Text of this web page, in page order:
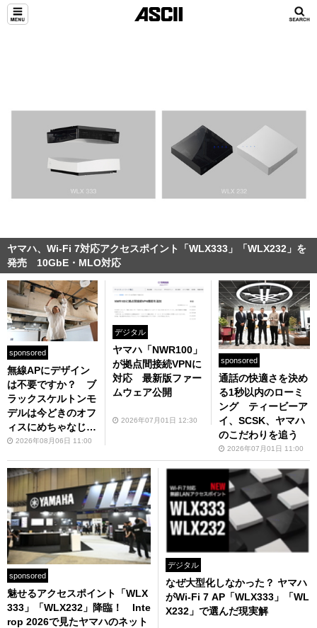
ヤマハ、Wi-Fi 7対応アクセスポイント「WLX333」「WLX232」を
発売 10GbE・MLO対応
sponsored
無線APにデザイン
は不要ですか？ ブ
ラックスケルトンモ
デルは今どきのオフ
ィスにめちゃなじむ
んです
2026年08月06日 11:00
デジタル
ヤマハ「NWR100」
が拠点間接続VPNに
対応 最新版ファー
ムウェア公開
2026年07月01日 12:30
sponsored
通話の快適さを決め
る1秒以内のローミ
ング ティービーア
イ、SCSK、ヤマハ
のこだわりを追う
2026年07月01日 11:00
sponsored
魅せるアクセスポイント「WLX
333」「WLX232」降臨！ Inte
rop 2026で見たヤマハのネット
デジタル
なぜ大型化しなかった？ ヤマハ
がWi-Fi 7 AP「WLX333」「WL
X232」で選んだ現実解